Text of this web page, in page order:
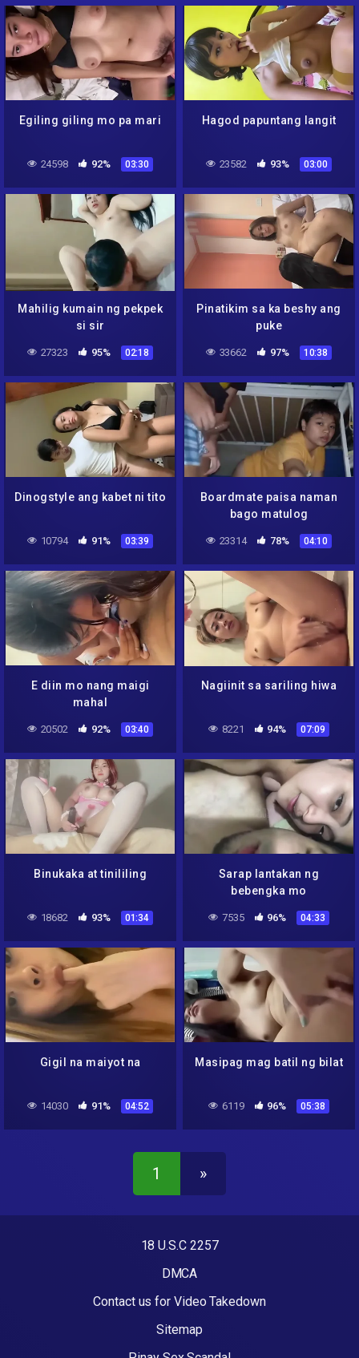
Egiling giling mo pa mari
24598 92% 03:30
Hagod papuntang langit
23582 93% 03:00
Mahilig kumain ng pekpek
si sir
27323 95% 02:18
Pinatikim sa ka beshy ang
puke
33662 97% 10:38
Dinogstyle ang kabet ni tito
10794 91% 03:39
Boardmate paisa naman
bago matulog
23314 78% 04:10
E diin mo nang maigi
mahal
20502 92% 03:40
Nagiinit sa sariling hiwa
8221 94% 07:09
Binukaka at tinililing
18682 93% 01:34
Sarap lantakan ng
bebengka mo
7535 96% 04:33
Gigil na maiyot na
14030 91% 04:52
Masipag mag batil ng bilat
6119 96% 05:38
1 »
18 U.S.C 2257
DMCA
Contact us for Video Takedown
Sitemap